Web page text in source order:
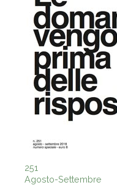
251
Agosto-Settembre